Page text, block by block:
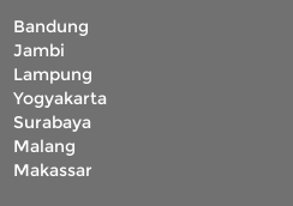
Bandung
Jambi
Lampung
Yogyakarta
Surabaya
Malang
Makassar